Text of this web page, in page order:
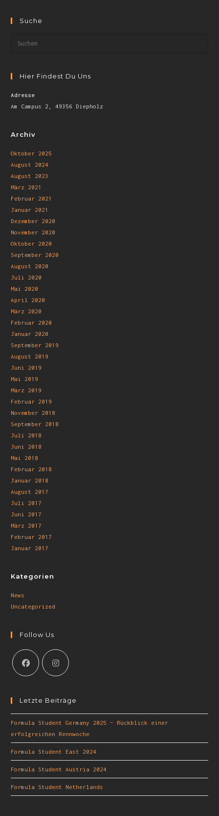
Suche
Hier Findest Du Uns
Adresse
Am Campus 2, 49356 Diepholz
Archiv
Oktober 2025
August 2024
August 2023
März 2021
Februar 2021
Januar 2021
Dezember 2020
November 2020
Oktober 2020
September 2020
August 2020
Juli 2020
Mai 2020
April 2020
März 2020
Februar 2020
Januar 2020
September 2019
August 2019
Juni 2019
Mai 2019
März 2019
Februar 2019
November 2018
September 2018
Juli 2018
Juni 2018
Mai 2018
Februar 2018
Januar 2018
August 2017
Juli 2017
Juni 2017
März 2017
Februar 2017
Januar 2017
Kategorien
News
Uncategorized
Follow Us
Letzte Beiträge
Formula Student Germany 2025 – Rückblick einer
erfolgreichen Rennwoche
Formula Student East 2024
Formula Student Austria 2024
Formula Student Netherlands